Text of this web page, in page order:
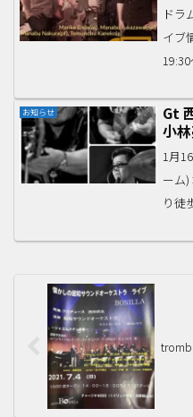
ィブ
ドラ
イブ
レジ
お知らせ
Gt
小
1月
ーム
り徒